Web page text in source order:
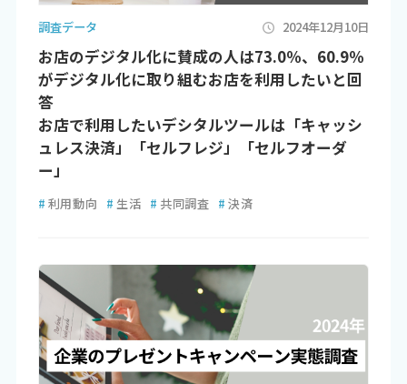
調査データ 2024年12月10日
お店のデジタル化に賛成の人は73.0％、60.9％
がデジタル化に取り組むお店を利用したいと回
答
お店で利用したいデシタルツールは「キャッシ
ュレス決済」「セルフレジ」「セルフオーダ
ー」
# 利用動向 # 生活 # 共同調査 # 決済